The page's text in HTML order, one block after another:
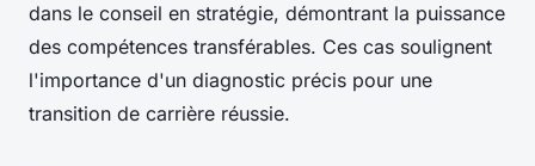
dans le conseil en stratégie, démontrant la puissance
des compétences transférables. Ces cas soulignent
l'importance d'un diagnostic précis pour une
transition de carrière réussie.